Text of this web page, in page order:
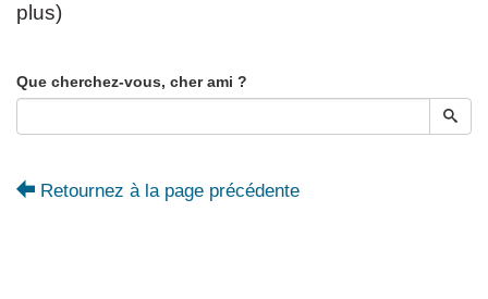
plus)
Que cherchez-vous, cher ami ?
Retournez à la page précédente